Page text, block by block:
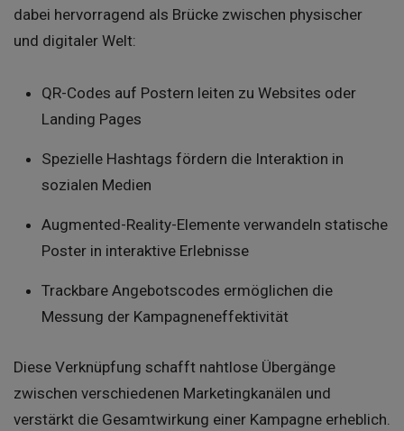
dabei hervorragend als Brücke zwischen physischer
und digitaler Welt:
QR-Codes auf Postern leiten zu Websites oder
Landing Pages
Spezielle Hashtags fördern die Interaktion in
sozialen Medien
Augmented-Reality-Elemente verwandeln statische
Poster in interaktive Erlebnisse
Trackbare Angebotscodes ermöglichen die
Messung der Kampagneneffektivität
Diese Verknüpfung schafft nahtlose Übergänge
zwischen verschiedenen Marketingkanälen und
verstärkt die Gesamtwirkung einer Kampagne erheblich.